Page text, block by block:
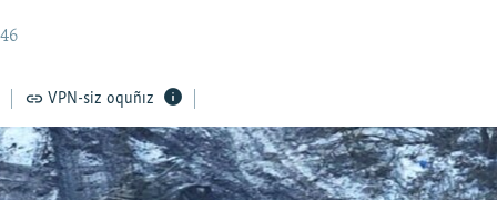
VPN-siz oquñız